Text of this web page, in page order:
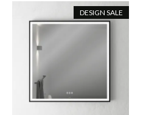
DESIGN SALE